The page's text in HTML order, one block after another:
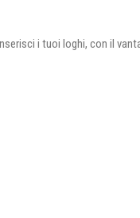
i tuoi loghi, con il